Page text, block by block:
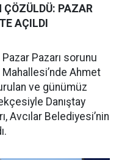
ÇÖZÜLDÜ: PAZAR
AÇILDI
Pazar Pazarı sorunu
Ahmet
ve günümüz
Danıştay
Avcılar Belediyesi’nin